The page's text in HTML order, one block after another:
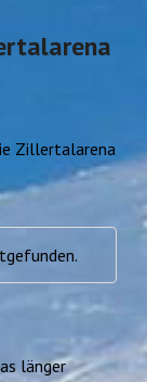
Zillertalarena
länger